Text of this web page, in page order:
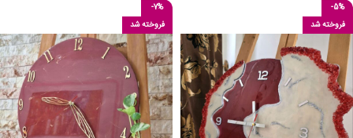
-5%
فروخته شد
-7%
فروخته شد